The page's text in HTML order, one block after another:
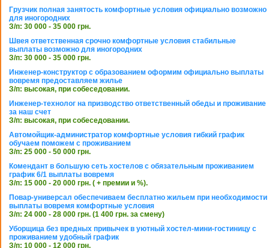
Грузчик полная занятость комфортные условия официально возможно
для иногородних
З/п: 30 000 - 35 000 грн.
Швея ответственная срочно комфортные условия стабильные
выплаты возможно для иногородних
З/п: 30 000 - 35 000 грн.
Инженер-конструктор с образованием оформим официально выплаты
вовремя предоставляем жилье
З/п: высокая, при собеседовании.
Инженер-технолог на призводство ответственный обеды и проживание
за наш счет
З/п: высокая, при собеседовании.
Автомойщик-администратор комфортные условия гибкий график
обучаем поможем с проживанием
З/п: 25 000 - 50 000 грн.
Комендант в большую сеть хостелов с обязательным проживанием
график 6/1 выплаты вовремя
З/п: 15 000 - 20 000 грн. ( + премии и %).
Повар-универсал обеспечиваем бесплатно жильем при необходимости
выплаты вовремя комфортные условия
З/п: 24 000 - 28 000 грн. (1 400 грн. за смену)
Уборщица без вредных привычек в уютный хостел-мини-гостиницу с
проживанием удобный график
З/п: 10 000 - 12 000 грн.